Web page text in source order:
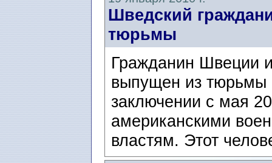
Шведский
тюрьмы
Гражданин Швеции
выпущен из тюрьмы
заключении с мая
американскими
властям. Этот